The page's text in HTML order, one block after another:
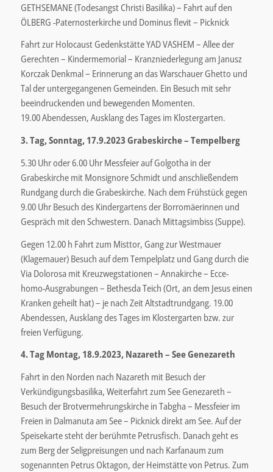
GETHSEMANE (Todesangst Christi Basilika) – Fahrt auf den
ÖLBERG -Paternosterkirche und Dominus flevit – Picknick
Fahrt zur Holocaust Gedenkstätte YAD VASHEM – Allee der
Gerechten – Kindermemorial – Kranzniederlegung am Janusz
Korczak Denkmal – Erinnerung an das Warschauer Ghetto und
Tal der untergegangenen Gemeinden. Ein Besuch mit sehr
beeindruckenden und bewegenden Momenten.
19.00 Abendessen, Ausklang des Tages im Klostergarten.
3. Tag, Sonntag, 17.9.2023 Grabeskirche – Tempelberg
5.30 Uhr oder 6.00 Uhr Messfeier auf Golgotha in der
Grabeskirche mit Monsignore Schmidt und anschließendem
Rundgang durch die Grabeskirche. Nach dem Frühstück gegen
9.00 Uhr Besuch des Kindergartens der Borromäerinnen und
Gespräch mit den Schwestern. Danach Mittagsimbiss (Suppe).
Gegen 12.00 h Fahrt zum Misttor, Gang zur Westmauer
(Klagemauer) Besuch auf dem Tempelplatz und Gang durch die
Via Dolorosa mit Kreuzwegstationen – Annakirche – Ecce-
homo-Ausgrabungen – Bethesda Teich (Ort, an dem Jesus einen
Kranken geheilt hat) – je nach Zeit Altstadtrundgang. 19.00
Abendessen, Ausklang des Tages im Klostergarten bzw. zur
freien Verfügung.
4. Tag Montag, 18.9.2023, Nazareth – See Genezareth
Fahrt in den Norden nach Nazareth mit Besuch der
Verkündigungsbasilika, Weiterfahrt zum See Genezareth –
Besuch der Brotvermehrungskirche in Tabgha – Messfeier im
Freien in Dalmanuta am See – Picknick direkt am See. Auf der
Speisekarte steht der berühmte Petrusfisch. Danach geht es
zum Berg der Seligpreisungen und nach Karfanaum zum
sogenannten Petrus Oktagon, der Heimstätte von Petrus. Zum